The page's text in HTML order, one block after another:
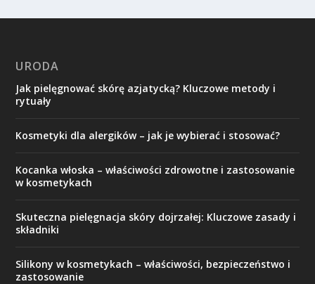
URODA
Jak pielęgnować skórę azjatycką? Kluczowe metody i
rytuały
Kosmetyki dla alergików – jak je wybierać i stosować?
Kocanka włoska – właściwości zdrowotne i zastosowanie
w kosmetykach
Skuteczna pielęgnacja skóry dojrzałej: Kluczowe zasady i
składniki
Silikony w kosmetykach – właściwości, bezpieczeństwo i
zastosowanie